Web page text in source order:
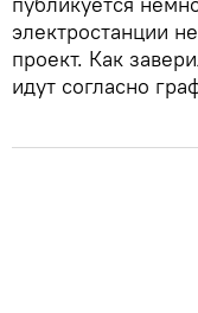
электростанции
проект. Как
идут согласно